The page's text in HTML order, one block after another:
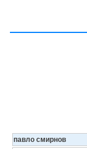
павло смирнов